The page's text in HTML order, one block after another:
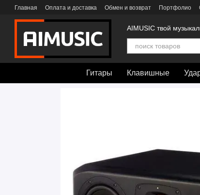
Перейти к основному контенту
Главная Оплата и доставка Обмен и возврат Портфолио
AIMUSIC твой
Гитары Клавишные